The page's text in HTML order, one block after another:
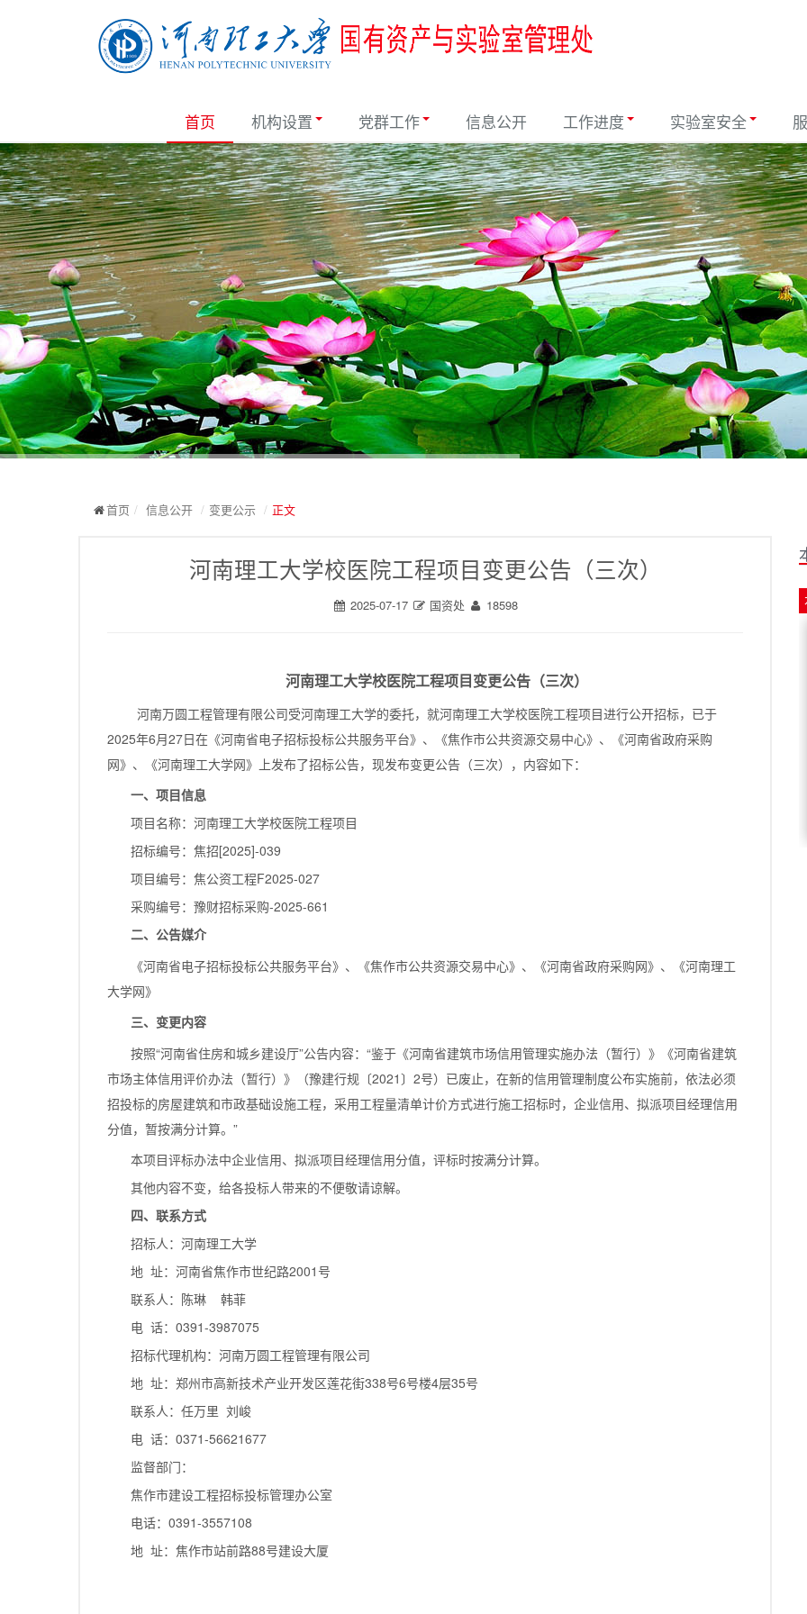
首页 机构设置 党群工作 信息公开 工作进度 实验室安全
首页 / 信息公开 / 变更公示 / 正文
河南理工大学校医院工程项目变更公告（三次）
2025-07-17 国资处 18598
河南理工大学校医院工程项目变更公告（三次）
河南万圆工程管理有限公司受河南理工大学的委托，就河南理工大学校医院工程项目进行公开招标，已于
2025年6月27日在《河南省电子招标投标公共服务平台》、《焦作市公共资源交易中心》、《河南省政府采购
网》、《河南理工大学网》上发布了招标公告，现发布变更公告（三次），内容如下：
一、项目信息
项目名称：河南理工大学校医院工程项目
招标编号：焦招[2025]-039
项目编号：焦公资工程F2025-027
采购编号：豫财招标采购-2025-661
二、公告媒介
《河南省电子招标投标公共服务平台》、《焦作市公共资源交易中心》、《河南省政府采购网》、《河南理工
大学网》
三、变更内容
按照“河南省住房和城乡建设厅”公告内容：“鉴于《河南省建筑市场信用管理实施办法（暂行）》《河南省建筑
市场主体信用评价办法（暂行）》（豫建行规〔2021〕2号）已废止，在新的信用管理制度公布实施前，依法必须
招投标的房屋建筑和市政基础设施工程，采用工程量清单计价方式进行施工招标时，企业信用、拟派项目经理信用
分值，暂按满分计算。”
本项目评标办法中企业信用、拟派项目经理信用分值，评标时按满分计算。
其他内容不变，给各投标人带来的不便敬请谅解。
四、联系方式
招标人：河南理工大学
地 址：河南省焦作市世纪路2001号
联系人：陈琳 韩菲
电 话：0391-3987075
招标代理机构：河南万圆工程管理有限公司
地 址：郑州市高新技术产业开发区莲花街338号6号楼4层35号
联系人：任万里 刘峻
电 话：0371-56621677
监督部门：
焦作市建设工程招标投标管理办公室
电话：0391-3557108
地 址：焦作市站前路88号建设大厦